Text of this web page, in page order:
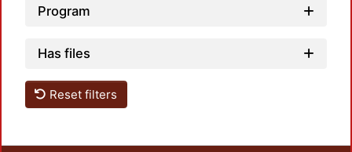
Program
Has files
Reset filters